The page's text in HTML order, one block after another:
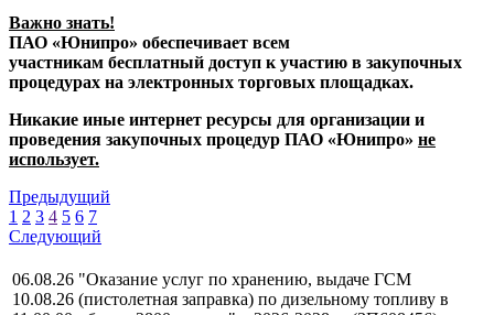
Важно знать!
ПАО «Юнипро» обеспечивает всем
участникам бесплатный доступ к участию в закупочных
процедурах на электронных торговых площадках.
Никакие иные интернет ресурсы для организации и
проведения закупочных процедур ПАО «Юнипро» не
использует.
Предыдущий
1 2 3 4 5 6 7
Следующий
06.08.26
10.08.26
"Оказание услуг по хранению, выдаче ГСМ
(пистолетная заправка) по дизельному топливу в